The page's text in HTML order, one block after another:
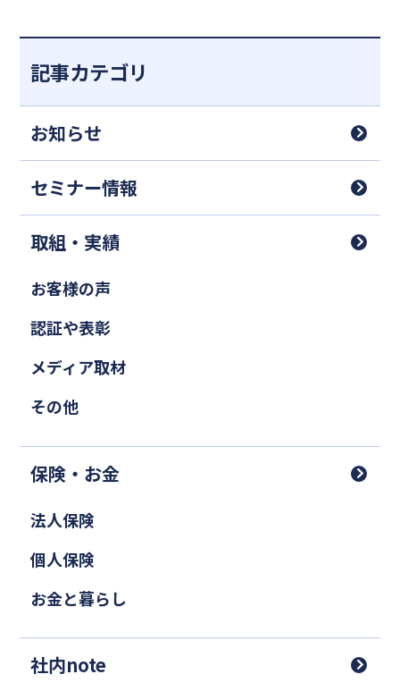
記事カテゴリ
お知らせ
セミナー情報
取組・実績
お客様の声
認証や表彰
メディア取材
その他
保険・お金
法人保険
個人保険
お金と暮らし
社内note